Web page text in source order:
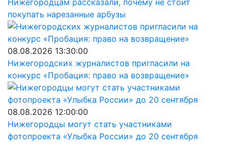
Нижегородцам рассказали, почему не стоит
покупать нарезанные арбузы
08.08.2026 13:30:00
Нижегородских журналистов пригласили на
конкурс «Пробация: право на возвращение»
08.08.2026 12:00:00
Нижегородцы могут стать участниками
фотопроекта «Улыбка России» до 20 сентября